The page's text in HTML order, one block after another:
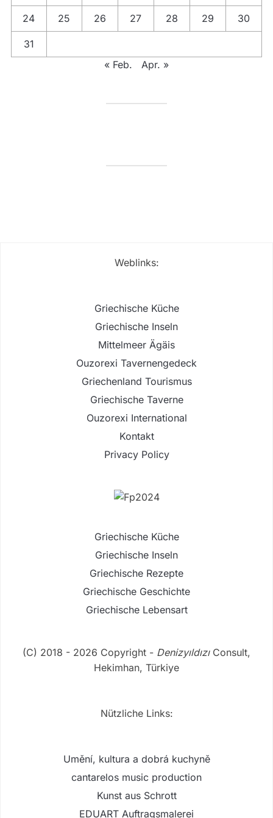
24 25 26 27 28 29 30
31
« Feb.
Apr. »
Weblinks:
Griechische Küche
Griechische Inseln
Mittelmeer Ägäis
Ouzorexi Tavernengedeck
Griechenland Tourismus
Griechische Taverne
Ouzorexi International
Kontakt
Privacy Policy
Griechische Küche
Griechische Inseln
Griechische Rezepte
Griechische Geschichte
Griechische Lebensart
(C) 2018 - 2026 Copyright - DenizyıldızıConsult,
Hekimhan, Türkiye
Nützliche Links:
Umění, kultura a dobrá kuchyně
cantarelos music production
Kunst aus Schrott
EDUART Auftragsmalerei